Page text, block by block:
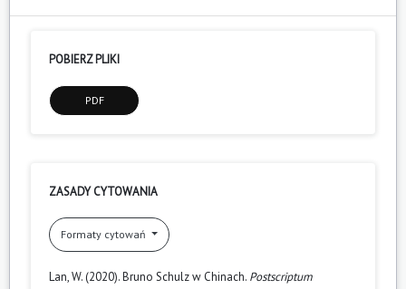
POBIERZ PLIKI
PDF
ZASADY CYTOWANIA
Formaty cytowań
Lan, W. (2020). Bruno Schulz w Chinach. Postscriptum